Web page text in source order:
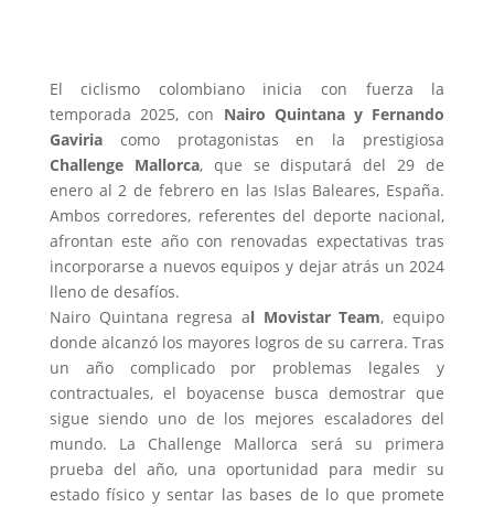
El ciclismo colombiano inicia con fuerza la
temporada 2025, con Nairo Quintana y Fernando
Gaviriacomo protagonistas en la prestigiosa
Challenge Mallorca, que se disputará del 29 de
enero al 2 de febrero en las Islas Baleares, España.
Ambos corredores, referentes del deporte nacional,
afrontan este año con renovadas expectativas tras
incorporarse a nuevos equipos y dejar atrás un 2024
lleno de desafíos.
Nairo Quintana regresa al Movistar Team, equipo
donde alcanzó los mayores logros de su carrera. Tras
un año complicado por problemas legales y
contractuales, el boyacense busca demostrar que
sigue siendo uno de los mejores escaladores del
mundo. La Challenge Mallorca será su primera
prueba del año, una oportunidad para medir su
estado físico y sentar las bases de lo que promete